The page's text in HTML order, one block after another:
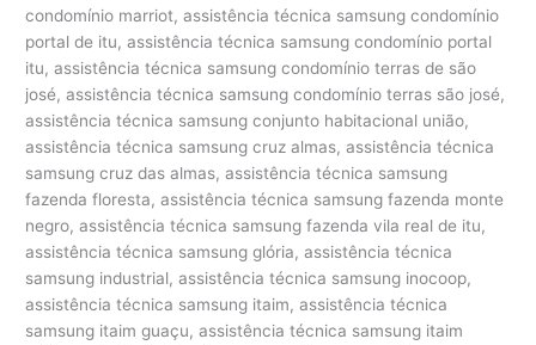
condomínio marriot, assistência técnica samsung condomínio
portal de itu, assistência técnica samsung condomínio portal
itu, assistência técnica samsung condomínio terras de são
josé, assistência técnica samsung condomínio terras são josé,
assistência técnica samsung conjunto habitacional união,
assistência técnica samsung cruz almas, assistência técnica
samsung cruz das almas, assistência técnica samsung
fazenda floresta, assistência técnica samsung fazenda monte
negro, assistência técnica samsung fazenda vila real de itu,
assistência técnica samsung glória, assistência técnica
samsung industrial, assistência técnica samsung inocoop,
assistência técnica samsung itaim, assistência técnica
samsung itaim guaçu, assistência técnica samsung itaim